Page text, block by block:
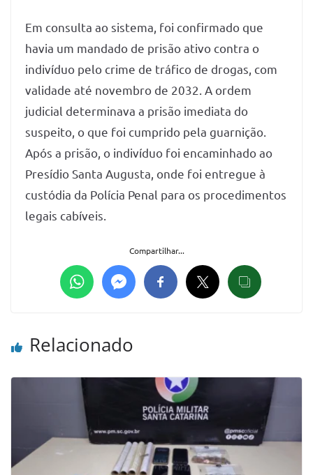
Em consulta ao sistema, foi confirmado que
havia um mandado de prisão ativo contra o
indivíduo pelo crime de tráfico de drogas, com
validade até novembro de 2032. A ordem
judicial determinava a prisão imediata do
suspeito, o que foi cumprido pela guarnição.
Após a prisão, o indivíduo foi encaminhado ao
Presídio Santa Augusta, onde foi entregue à
custódia da Polícia Penal para os procedimentos
legais cabíveis.
Compartilhar...
Relacionado